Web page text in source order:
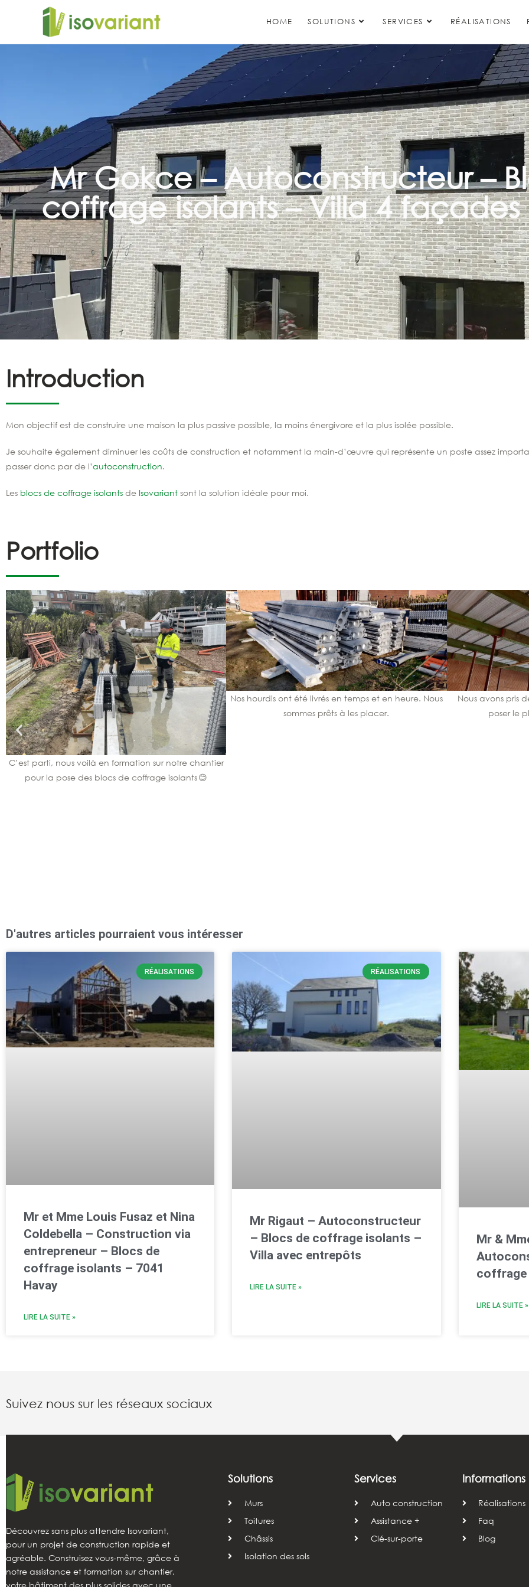
HOME SOLUTIONS SERVICES RÉALISATIONS
Mr Gokce – Autoconstructeur –
coffrage isolants – Villa 4 façades
Introduction
Mon objectif est de construire une maison la plus passive possible, la moins énergivore et la plus isolée possible.
Je souhaite également diminuer les coûts de construction et notamment la main-d’œuvre qui représente un poste assez
passer donc par de l’autoconstruction.
Les blocs de coffrage isolants de Isovariant sont la solution idéale pour moi.
Portfolio
C’est parti, nous voilà en formation sur notre chantier
pour la pose des blocs de coffrage isolants 😊
Nos hourdis ont été livrés en temps et en heure. Nous
sommes prêts à les placer.
Nous avons pris
poser le
D'autres articles pourraient vous intéresser
RÉALISATIONS
Mr et Mme Louis Fusaz et Nina
Coldebella – Construction via
entrepreneur – Blocs de
coffrage isolants – 7041
Havay
LIRE LA SUITE »
RÉALISATIONS
Mr Rigaut – Autoconstructeur
– Blocs de coffrage isolants –
Villa avec entrepôts
LIRE LA SUITE »
Mr &
coffrage
LIRE LA SUITE »
Suivez nous sur les réseaux sociaux
Découvrez sans plus attendre Isovariant,
pour un projet de construction rapide et
agréable. Construisez vous-même, grâce à
notre assistance et formation sur chantier,
votre bâtiment des plus solides avec une
Solutions
Murs
Toitures
Châssis
Isolation des sols
Services
Auto construction
Assistance +
Clé-sur-porte
Informations
Réalisations
Faq
Blog